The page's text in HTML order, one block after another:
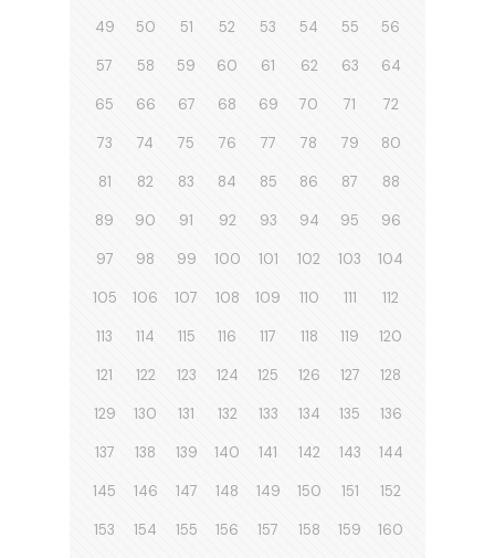
49 50 51 52 53 54 55 56
57 58 59 60 61 62 63 64
65 66 67 68 69 70 71 72
73 74 75 76 77 78 79 80
81 82 83 84 85 86 87 88
89 90 91 92 93 94 95 96
97 98 99 100 101 102 103 104
105 106 107 108 109 110 111 112
113 114 115 116 117 118 119 120
121 122 123 124 125 126 127 128
129 130 131 132 133 134 135 136
137 138 139 140 141 142 143 144
145 146 147 148 149 150 151 152
153 154 155 156 157 158 159 160